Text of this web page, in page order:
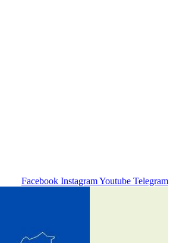
Facebook InstagramYoutube Telegram